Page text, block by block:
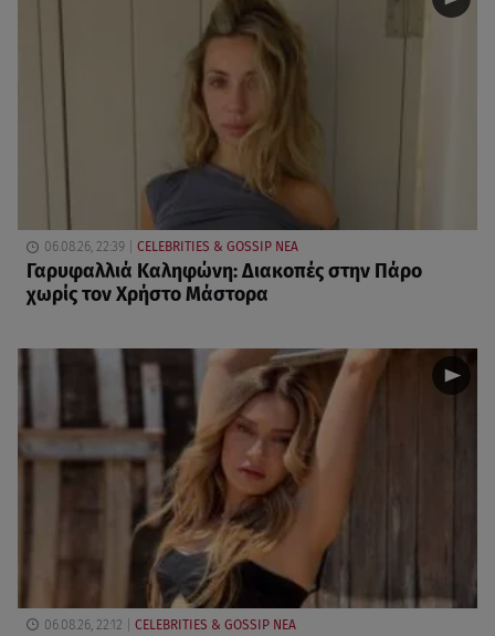
06.08.26, 22:39 CELEBRITIES & GOSSIP ΝΕΑ
Γαρυφαλλιά Καληφώνη: Διακοπές στην Πάρο
χωρίς τον Χρήστο Μάστορα
06.08.26, 22:12 CELEBRITIES & GOSSIP ΝΕΑ